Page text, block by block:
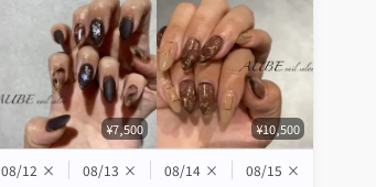
¥7,500 ¥10,500
08/12 × 08/13 × 08/14 × 08/15 ×